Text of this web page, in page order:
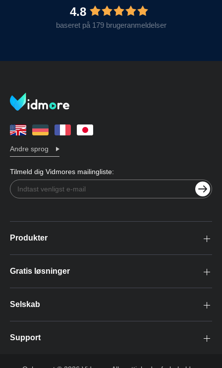
4.8
baseret på 179 brugeranmeldelser
Andre sprog
Tilmeld dig Vidmores mailingliste:
Produkter
Gratis løsninger
Selskab
Support